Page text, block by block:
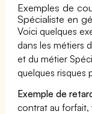
Exemples de
Spécialiste en
Voici quelques
dans les métiers
et du métier
quelques risques
Exemple de
contrat au forfait,